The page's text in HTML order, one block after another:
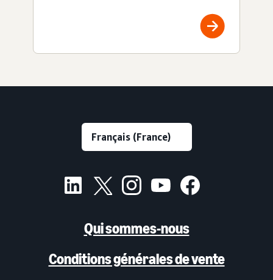
Qui sommes-nous
Conditions générales de vente